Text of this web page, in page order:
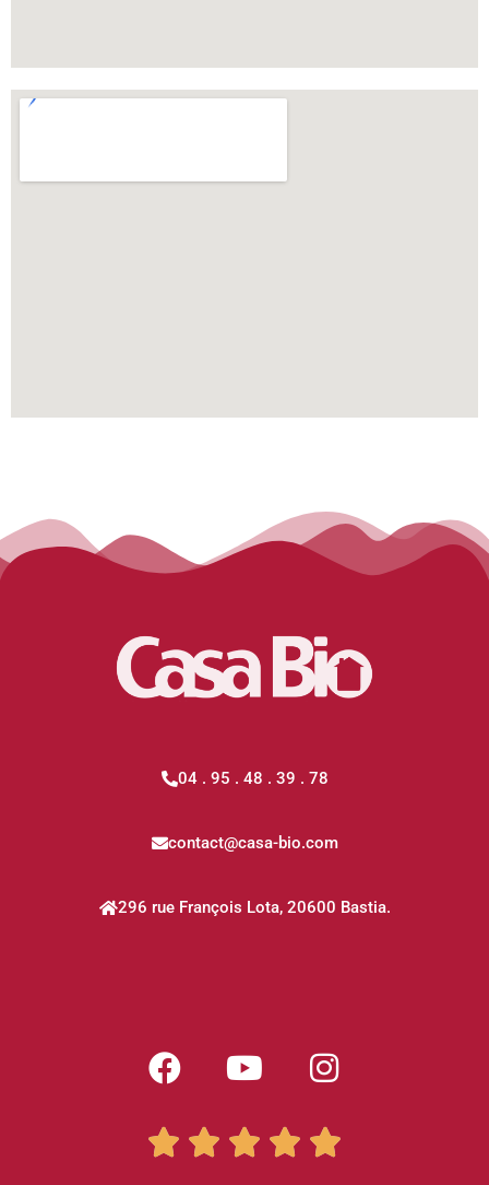
04 . 95 . 48 . 39 . 78
contact@casa-bio.com
296 rue François Lota, 20600 Bastia.
    